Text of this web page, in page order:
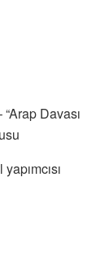
Davası